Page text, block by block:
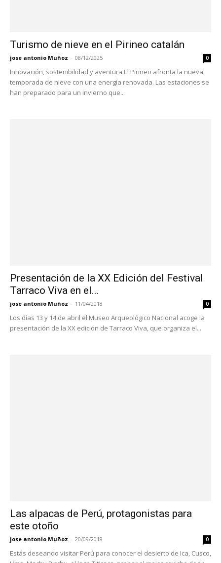
Turismo de nieve en el Pirineo catalán
jose antonio Muñoz - 08/12/2025 0
Innovación, sostenibilidad y aventura El Pirineo afronta la nueva
temporada de nieve con una energía renovada. Las estaciones se
han preparado para un invierno que...
Presentación de la XX Edición del Festival
Tarraco Viva en el...
jose antonio Muñoz - 11/04/2018 0
Los días 13 y 14 de abril el Museo Arqueológico Nacional acoge la
presentación de la XX edición de Tarraco Viva, que organiza el...
Las alpacas de Perú, protagonistas para
este otoño
jose antonio Muñoz - 20/09/2018 0
Estás deseando visitar Perú para conocer el desierto de Ica, Cusco,